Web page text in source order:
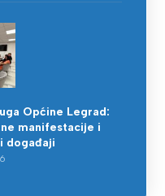
Općine Legrad:
manifestacije i
događaji